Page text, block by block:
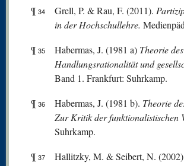
¶ 34 Grell, P. & Rau, F. (2011).
in der Hochschullehre.
¶ 35 Habermas, J. (1981 a) Theorie
Handlungsrationalität und
Band 1. Frankfurt: Suhrkamp.
¶ 36 Habermas, J. (1981 b). Theorie
Zur Kritik der funktionalistischen
Suhrkamp.
¶ 37 Hallitzky, M. & Seibert, N.